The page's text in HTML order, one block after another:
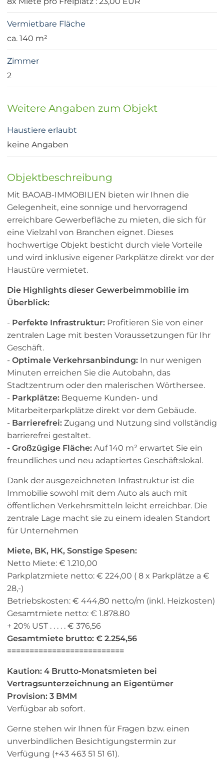
Vermietbare Fläche
ca. 140 m²
Zimmer
2
Weitere Angaben zum Objekt
Haustiere erlaubt
keine Angaben
Objektbeschreibung
Mit BAOAB-IMMOBILIEN bieten wir Ihnen die
Gelegenheit, eine sonnige und hervorragend
erreichbare Gewerbefläche zu mieten, die sich für
eine Vielzahl von Branchen eignet. Dieses
hochwertige Objekt besticht durch viele Vorteile
und wird inklusive eigener Parkplätze direkt vor der
Haustüre vermietet.
Die Highlights dieser Gewerbeimmobilie im
Überblick:
- Perfekte Infrastruktur: Profitieren Sie von einer
zentralen Lage mit besten Voraussetzungen für Ihr
Geschäft.
- Optimale Verkehrsanbindung: In nur wenigen
Minuten erreichen Sie die Autobahn, das
Stadtzentrum oder den malerischen Wörthersee.
- Parkplätze: Bequeme Kunden- und
Mitarbeiterparkplätze direkt vor dem Gebäude.
- Barrierefrei: Zugang und Nutzung sind vollständig
barrierefrei gestaltet.
- Großzügige Fläche: Auf 140 m² erwartet Sie ein
freundliches und neu adaptiertes Geschäftslokal.
Dank der ausgezeichneten Infrastruktur ist die
Immobilie sowohl mit dem Auto als auch mit
öffentlichen Verkehrsmitteln leicht erreichbar. Die
zentrale Lage macht sie zu einem idealen Standort
für Unternehmen
Miete, BK, HK, Sonstige Spesen:
Netto Miete: € 1.210,00
Parkplatzmiete netto: € 224,00 ( 8 x Parkplätze a €
28,-)
Betriebskosten: € 444,80 netto/m (inkl. Heizkosten)
Gesamtmiete netto: € 1.878.80
+ 20% UST . . . . . € 376,56
Gesamtmiete brutto: € 2.254,56
==========================
Kaution: 4 Brutto-Monatsmieten bei
Vertragsunterzeichnung an Eigentümer
Provision: 3 BMM
Verfügbar ab sofort.
Gerne stehen wir Ihnen für Fragen bzw. einen
unverbindlichen Besichtigungstermin zur
Verfügung (+43 463 51 51 61).